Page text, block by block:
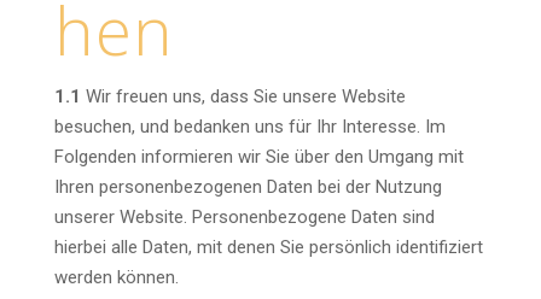
hen
1.1 Wir freuen uns, dass Sie unsere Website
besuchen, und bedanken uns für Ihr Interesse. Im
Folgenden informieren wir Sie über den Umgang mit
Ihren personenbezogenen Daten bei der Nutzung
unserer Website. Personenbezogene Daten sind
hierbei alle Daten, mit denen Sie persönlich identifiziert
werden können.